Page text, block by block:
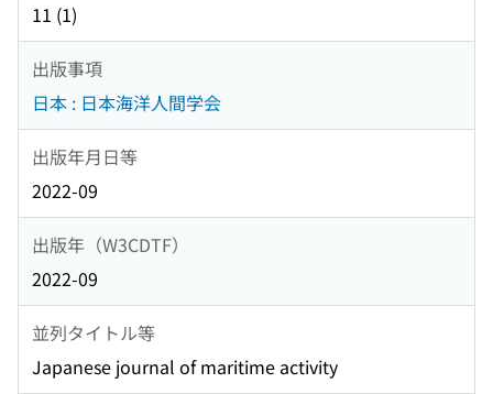
11 (1)
出版事項
日本 : 日本海洋人間学会
出版年月日等
2022-09
出版年（W3CDTF）
2022-09
並列タイトル等
Japanese journal of maritime activity